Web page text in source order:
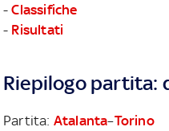
-Classifiche
- Risultati
Riepilogo partita:
Partita: Atalanta–Torino